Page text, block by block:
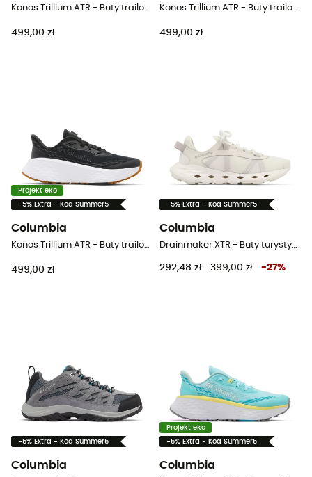
Konos Trillium ATR - Buty trailowe damskie
499,00 zł
Konos Trillium ATR - Buty trailowe meskie
499,00 zł
Projekt eko
-5% Extra - Kod Summer5
Columbia
Konos Trillium ATR - Buty trailowe meskie
499,00 zł
-5% Extra - Kod Summer5
Columbia
Drainmaker XTR - Buty turystyczne damskie
292,48 zł 399,00 zł -27%
-5% Extra - Kod Summer5
Columbia
Projekt eko
-5% Extra - Kod Summer5
Columbia